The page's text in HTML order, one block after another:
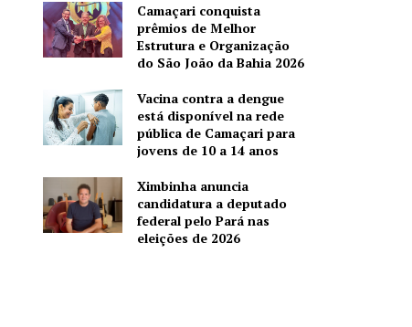
Camaçari conquista
prêmios de Melhor
Estrutura e Organização
do São João da Bahia 2026
Vacina contra a dengue
está disponível na rede
pública de Camaçari para
jovens de 10 a 14 anos
Ximbinha anuncia
candidatura a deputado
federal pelo Pará nas
eleições de 2026